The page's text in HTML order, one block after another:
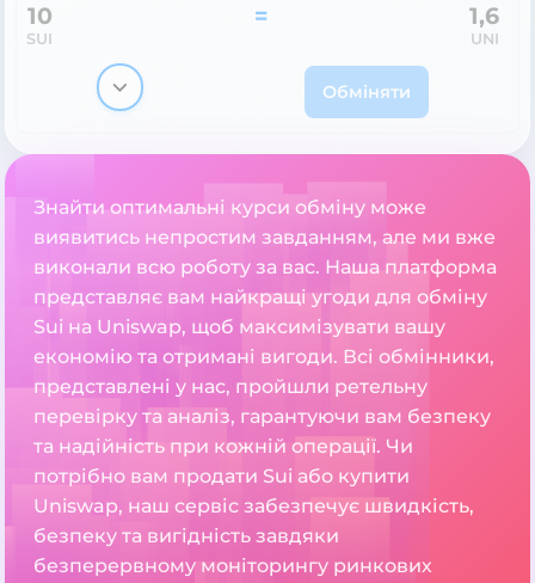
10
SUI
= 1,6
UNI
Обміняти
Знайти оптимальні курси обміну може
виявитись непростим завданням, але ми вже
виконали всю роботу за вас. Наша платформа
представляє вам найкращі угоди для обміну
Sui на Uniswap, щоб максимізувати вашу
економію та отримані вигоди. Всі обмінники,
представлені у нас, пройшли ретельну
перевірку та аналіз, гарантуючи вам безпеку
та надійність при кожній операції. Чи
потрібно вам продати Sui або купити
Uniswap, наш сервіс забезпечує швидкість,
безпеку та вигідність завдяки
безперервному моніторингу ринкових